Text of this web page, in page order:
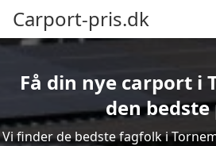
Carport-pris.dk
Få din nye carport i
den bedste
Vi finder de bedste fagfolk i